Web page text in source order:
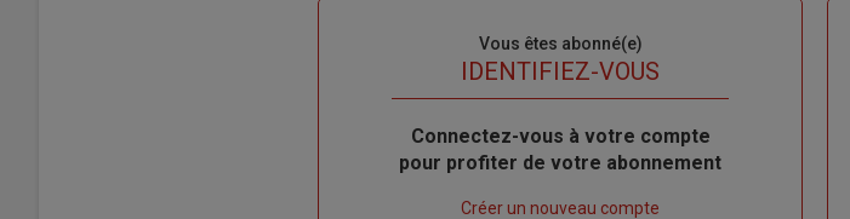
Vous êtes abonné(e)
IDENTIFIEZ-VOUS
Body
Connectez-vous à votre compte
pour profiter de votre abonnement
Créer un nouveau compte